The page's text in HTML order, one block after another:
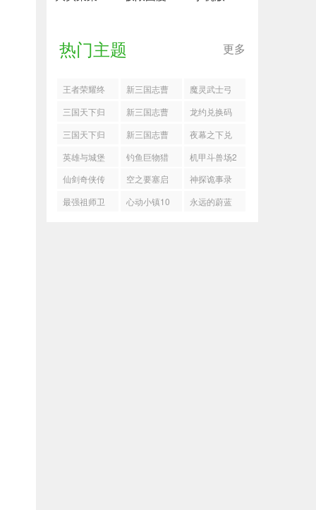
热门主题 更多
王者荣耀终
极觉醒预约
新三国志曹
操传怎么过
强袭试炼25
魔灵武士弓
箭手索菲亚
搭配推荐
三国天下归
心赵云甄姬
队搭配推荐
新三国志曹
操传沙盘
1650层阵容
推荐
龙约兑换码
三国天下归
心风系兵法
怎么加点
新三国志曹
操传新版商
队道具推荐
夜幕之下兑
换码
英雄与城堡
符石洗练指
南
钓鱼巨物猎
手鱼竿专属
特性是什么
机甲斗兽场2
仙剑奇侠传
之新的开始
空之要塞启
航三周年版
神探诡事录
穷楼困难5-6
最强祖师卫
心动小镇10
永远的蔚蓝